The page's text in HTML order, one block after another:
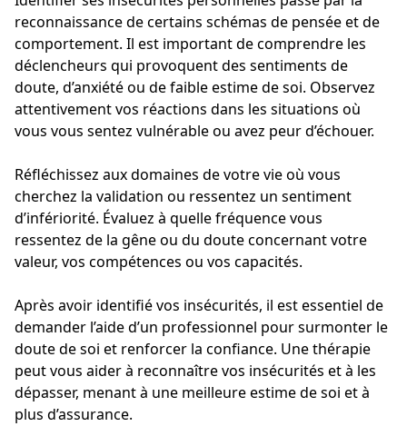
reconnaissance de certains schémas de pensée et de
comportement. Il est important de comprendre les
déclencheurs qui provoquent des sentiments de
doute, d’anxiété ou de faible estime de soi. Observez
attentivement vos réactions dans les situations où
vous vous sentez vulnérable ou avez peur d’échouer.
Réfléchissez aux domaines de votre vie où vous
cherchez la validation ou ressentez un sentiment
d’infériorité. Évaluez à quelle fréquence vous
ressentez de la gêne ou du doute concernant votre
valeur, vos compétences ou vos capacités.
Après avoir identifié vos insécurités, il est essentiel de
demander l’aide d’un professionnel pour surmonter le
doute de soi et renforcer la confiance. Une thérapie
peut vous aider à reconnaître vos insécurités et à les
dépasser, menant à une meilleure estime de soi et à
plus d’assurance.